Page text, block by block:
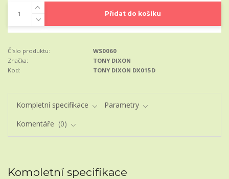
Přidat do košíku
Číslo produktu:
WS0060
Značka:
TONY DIXON
Kod:
TONY DIXON DX015D
Kompletní specifikace
Parametry
Komentáře
0
Kompletní specifikace